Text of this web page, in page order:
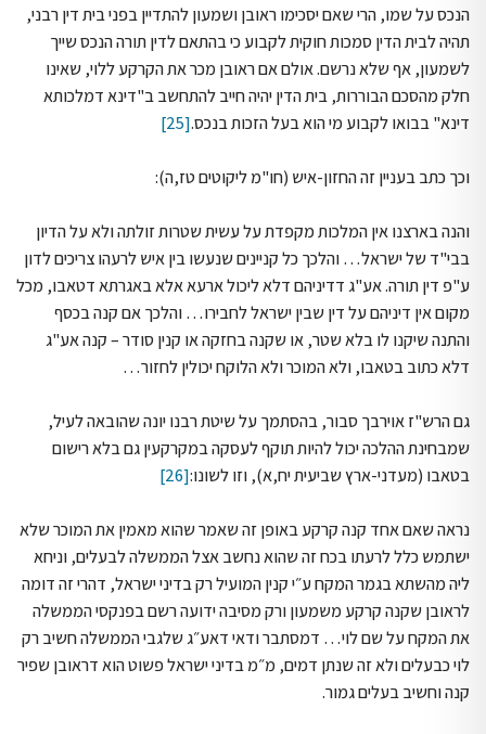
הנכס על שמו, הרי שאם יסכימו ראובן ושמעון להתדיין בפני בית דין רבני,
תהיה לבית הדין סמכות חוקית לקבוע כי בהתאם לדין תורה הנכס שייך
לשמעון, אף שלא נרשם. אולם אם ראובן מכר את הקרקע ללוי, שאינו
חלק מהסכם הבוררות, בית הדין יהיה חייב להתחשב ב"דינא דמלכותא
דינא" בבואו לקבוע מי הוא בעל הזכות בנכס.[25]
וכך כתב בעניין זה החזון-איש (חו"מ ליקוטים טז,ה):
והנה בארצנו אין המלכות מקפדת על עשית שטרות זולתה ולא על הדיון
בבי"ד של ישראל… והלכך כל קניינים שנעשו בין איש לרעהו צריכים לדון
ע"פ דין תורה. אע"ג דדיניהם דלא ליכול ארעא אלא באגרתא דטאבו, מכל
מקום אין דיניהם על דין שבין ישראל לחבירו… והלכך אם קנה בכסף
והתנה שיקנו לו בלא שטר, או שקנה בחזקה או קנין סודר – קנה אע"ג
דלא כתוב בטאבו, ולא המוכר ולא הלוקח יכולין לחזור…
גם הרש"ז אוירבך סבור, בהסתמך על שיטת רבנו יונה שהובאה לעיל,
שמבחינת ההלכה יכול להיות תוקף לעסקה במקרקעין גם בלא רישום
בטאבו (מעדני-ארץ שביעית יח,א), וזו לשונו:[26]
נראה שאם אחד קנה קרקע באופן זה שאמר שהוא מאמין את המוכר שלא
ישתמש כלל לרעתו בכח זה שהוא נחשב אצל הממשלה לבעלים, וניחא
ליה מהשתא בגמר המקח ע״י קנין המועיל רק בדיני ישראל, דהרי זה דומה
לראובן שקנה קרקע משמעון ורק מסיבה ידועה רשם בפנקסי הממשלה
את המקח על שם לוי… דמסתבר ודאי דאע״ג שלגבי הממשלה חשיב רק
לוי כבעלים ולא זה שנתן דמים, מ״מ בדיני ישראל פשוט הוא דראובן שפיר
קנה וחשיב בעלים גמור.